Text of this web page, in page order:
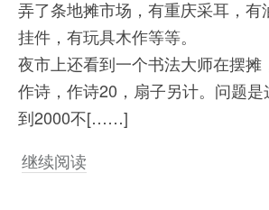
弄了条地摊市场，有重庆采耳，有
挂件，有玩具木作等等。
夜市上还看到一个书法大师在摆摊
作诗，作诗20，扇子另计。问题
到2000不[……]
继续阅读